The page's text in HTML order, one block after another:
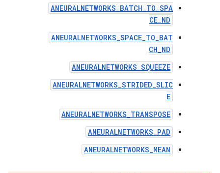
ANEURALNETWORKS_BATCH_TO_SPA
CE_ND
ANEURALNETWORKS_SPACE_TO_BAT
CH_ND
ANEURALNETWORKS_SQUEEZE
ANEURALNETWORKS_STRIDED_SLIC
E
ANEURALNETWORKS_TRANSPOSE
ANEURALNETWORKS_PAD
ANEURALNETWORKS_MEAN